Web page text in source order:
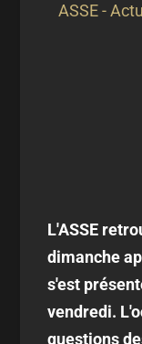
ASSE -
L'ASSE
dimanche
s'est
vendredi.
questions